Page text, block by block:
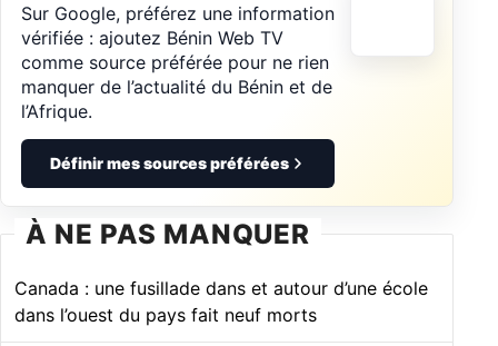
Sur Google, préférez une information
vérifiée : ajoutez Bénin Web TV
comme source préférée pour ne rien
manquer de l’actualité du Bénin et de
l’Afrique.
Définir mes sources préférées
À NE PAS MANQUER
Canada : une fusillade dans et autour d’une école
dans l’ouest du pays fait neuf morts